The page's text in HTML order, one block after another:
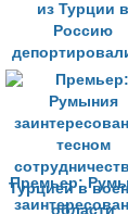
из Турции в
Россию
преступников
Премьер: